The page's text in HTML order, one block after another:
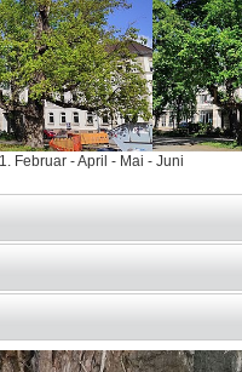
Februar - April - Mai - Juni